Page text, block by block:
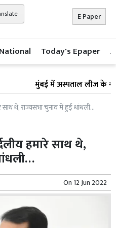
E Paper
National Today's Epaper
मुंबई में अस्पताल लीज के
साथ थे, राज्यसभा चुनाव में हुई धांधली…
हमारे साथ थे,
On 12 Jun 2022